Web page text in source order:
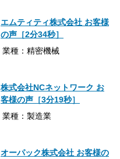
エムティティ株式会社 お客様
の声［2分34秒］
業種：精密機械
株式会社NCネットワーク お
客様の声［3分19秒］
業種：製造業
オーパック株式会社 お客様の